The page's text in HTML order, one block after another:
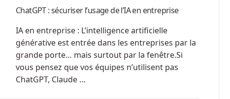
ChatGPT : sécuriser l’usage de l’IA en entreprise
IA en entreprise : L’intelligence artificielle
générative est entrée dans les entreprises par la
grande porte… mais surtout par la fenêtre.Si
vous pensez que vos équipes n’utilisent pas
ChatGPT, Claude …